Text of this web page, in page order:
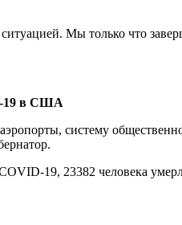
Мы только что
19 в США
систему
19, 23382 человека